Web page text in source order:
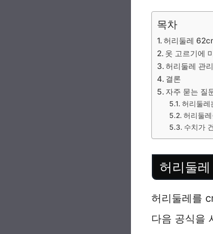
목차
허리둘레
옷 고르기에
허리둘레 관
결론
자주 묻는 질
허리둘레
허리둘
수치가
허리둘
허리둘레를
다음 공식을